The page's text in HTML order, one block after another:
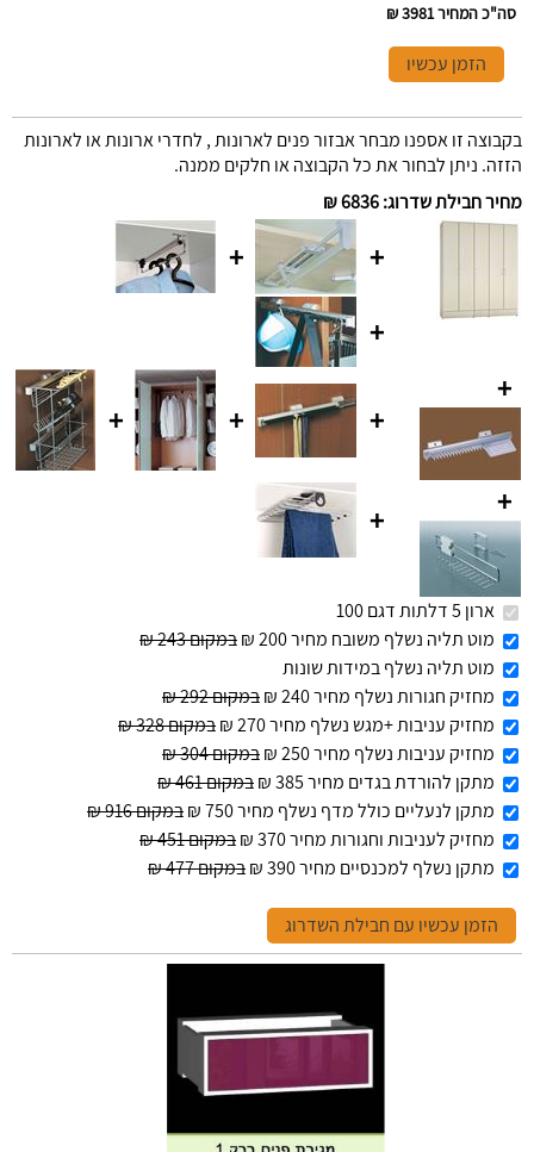
סה"כ המחיר3981 ₪
הזמן עכשיו
בקבוצה זו אספנו מבחר אבזור פנים לארונות , לחדרי ארונות או לארונות
הזזה. ניתן לבחור את כל הקבוצה או חלקים ממנה.
מחיר חבילת שדרוג:
6836 ₪
+
+
+
+
+
+
+
+
+
ארון 5 דלתות דגם 100
מוט תליה נשלף משובח מחיר 200 ₪
במקום 243 ₪
מוט תליה נשלף במידות שונות
מחזיק חגורות נשלף מחיר 240 ₪
במקום 292 ₪
מחזיק עניבות +מגש נשלף מחיר 270 ₪
במקום 328 ₪
מחזיק עניבות נשלף מחיר 250 ₪
במקום 304 ₪
מתקן להורדת בגדים מחיר 385 ₪
במקום 461 ₪
מתקן לנעליים כולל מדף נשלף מחיר 750 ₪
במקום 916 ₪
מחזיק לעניבות וחגורות מחיר 370 ₪
במקום 451 ₪
מתקן נשלף למכנסיים מחיר 390 ₪
במקום 477 ₪
הזמן עכשיו עם חבילת השדרוג